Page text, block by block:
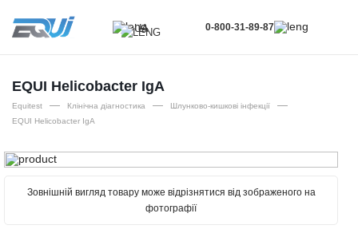
UA
EN
RU
0-800-31-89-87
EQUI Helicobacter IgА
Equitest — Клінічна діагностика — Шлунково-кишкові інфекції —
EQUI Helicobacter IgА
Зовнішній вигляд товару може відрізнятися від зображеного на
фотографії